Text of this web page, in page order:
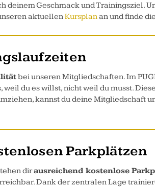
deinem Geschmack und Trainingsziel.
aktuellenKursplanan und finde
bei unseren Mitgliedschaften. Im
du es willst, nicht weil du musst.
kannst du deine Mitgliedschaft
Parkplätzen
dirausreichend kostenlose
Dank der zentralen Lage